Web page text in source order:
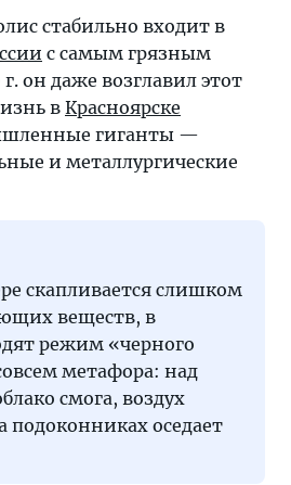
стабильно входит в
с самым грязным
он даже возглавил этот
вКрасноярске
гиганты —
и металлургические
скапливается слишком
веществ, в
режим «черного
метафора: над
смога, воздух
подоконниках оседает